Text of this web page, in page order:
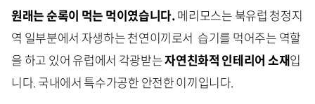
원래는 순록이 먹는 먹이였습니다.메리모스는 북유럽 청정지
역 일부분에서 자생하는 천연이끼로서 습기를 먹어주는 역할
을 하고 있어 유럽에서 각광받는자연친화적 인테리어 소재입
니다. 국내에서 특수가공한 안전한 이끼입니다.